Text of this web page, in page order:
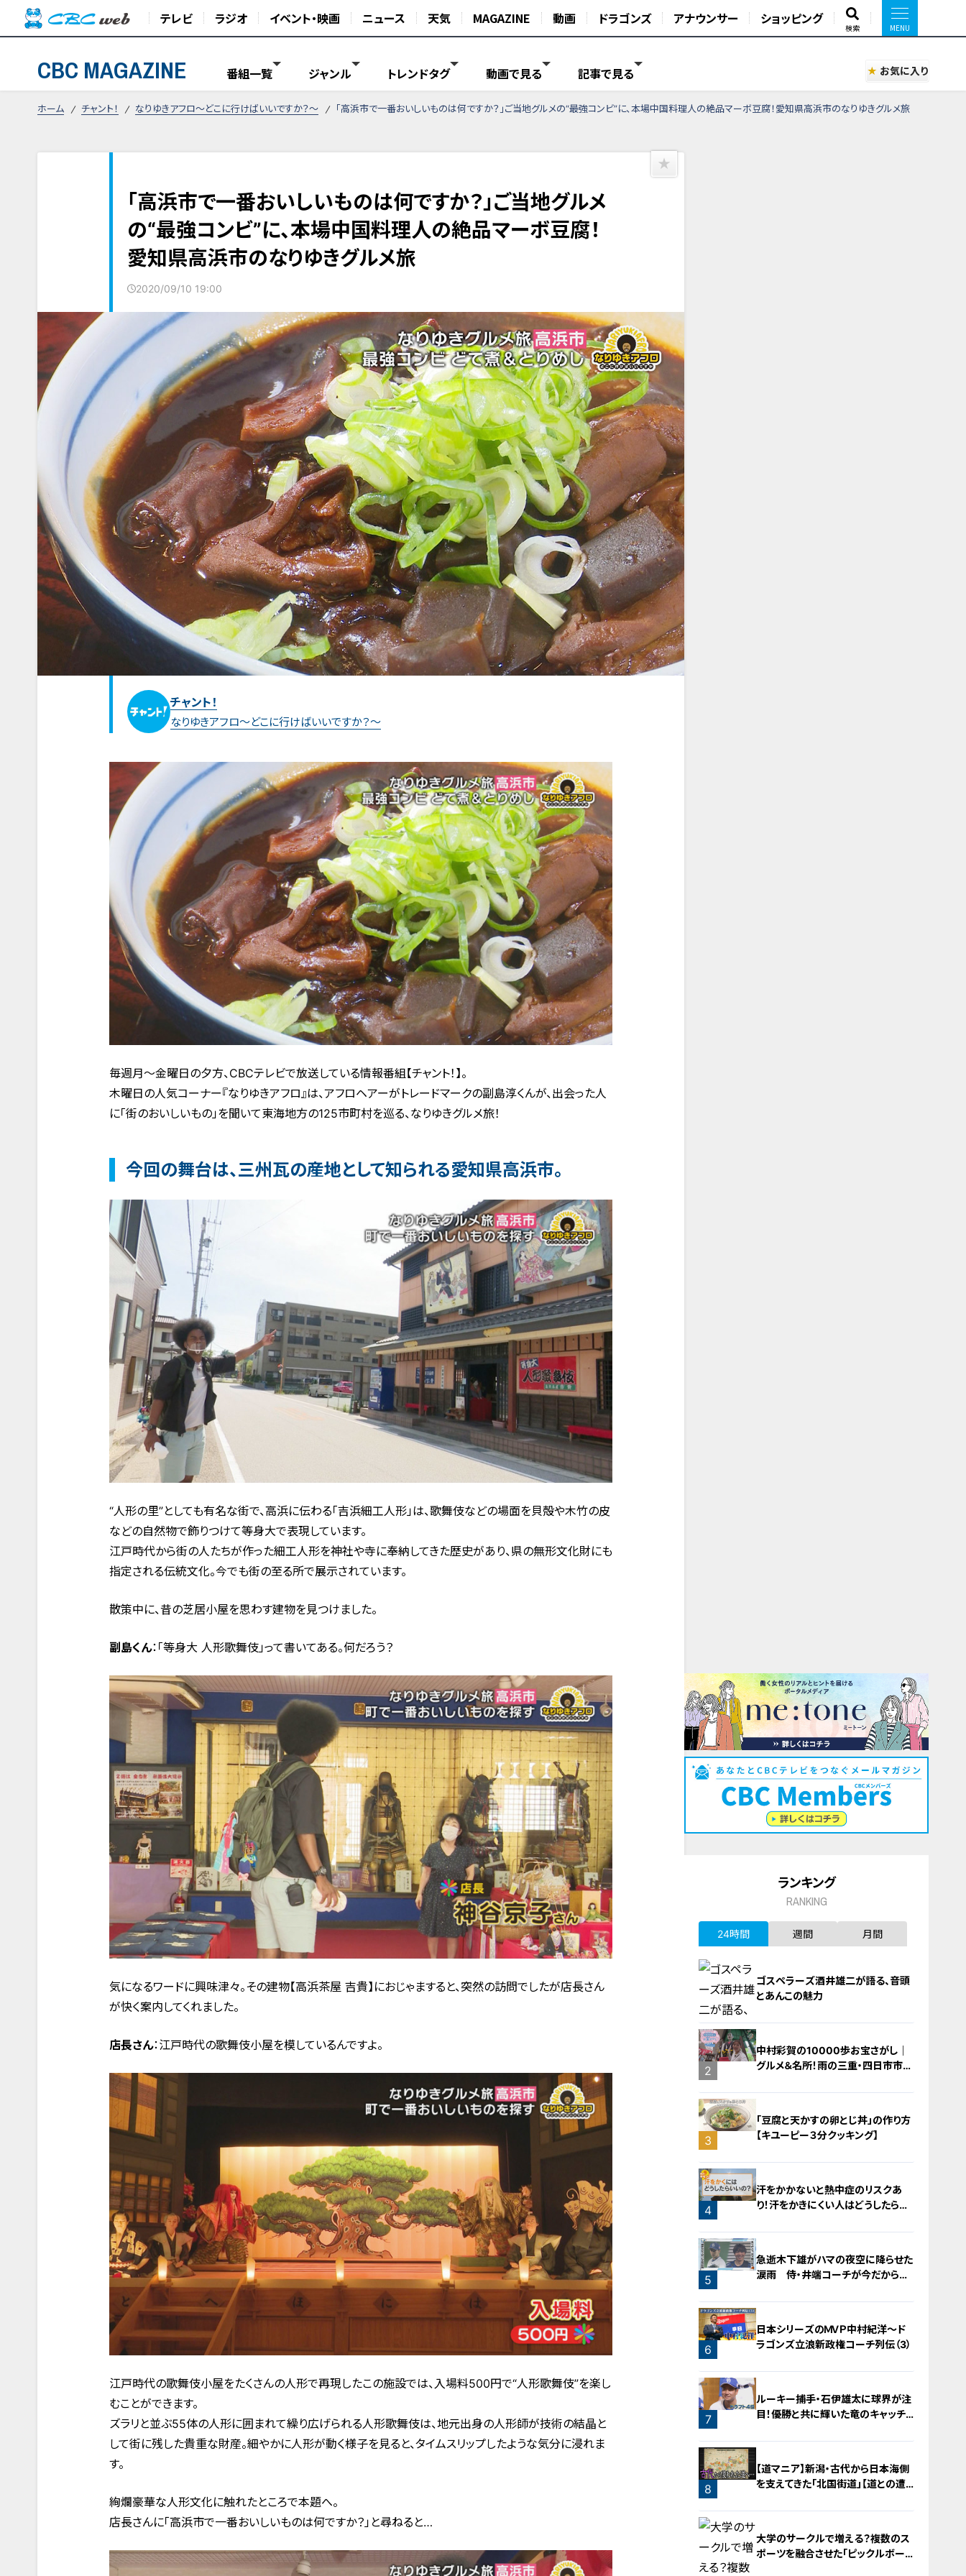
テレビ ラジオ イベント・映画 ニュース 天気 MAGAZINE 動画 ドラゴンズ アナウンサー ショッピング
検索
CBC MAGAZINE 番組一覧 ジャンル トレンドタグ 動画で見る 記事で見る お気に入り
ホーム チャント！ なりゆきアフロ～どこに行けばいいですか？～ 「高浜市で一番おいしいものは何ですか？」ご当地グルメの“最強コンビ”に、本場中国料理人の絶品マーボ豆腐！愛知県高浜市のなりゆきグルメ旅
「高浜市で一番おいしいものは何ですか？」ご当地グルメ
の“最強コンビ”に、本場中国料理人の絶品マーボ豆腐！
愛知県高浜市のなりゆきグルメ旅
2020/09/10 19:00
チャント！
なりゆきアフロ～どこに行けばいいですか？～
毎週月～金曜日の夕方、CBCテレビで放送している情報番組【チャント！】。
木曜日の人気コーナー『なりゆきアフロ』は、アフロヘアーがトレードマークの副島淳くんが、出会った人
に「街のおいしいもの」を聞いて東海地方の125市町村を巡る、なりゆきグルメ旅！
今回の舞台は、三州瓦の産地として知られる愛知県高浜市。
“人形の里”としても有名な街で、高浜に伝わる「吉浜細工人形」は、歌舞伎などの場面を貝殻や木竹の皮
などの自然物で飾りつけて等身大で表現しています。
江戸時代から街の人たちが作った細工人形を神社や寺に奉納してきた歴史があり、県の無形文化財にも
指定される伝統文化。今でも街の至る所で展示されています。
散策中に、昔の芝居小屋を思わす建物を見つけました。
副島くん：「等身大 人形歌舞伎」って書いてある。何だろう？
気になるワードに興味津々。その建物【高浜茶屋 吉貴】におじゃますると、突然の訪問でしたが店長さん
が快く案内してくれました。
店長さん：江戸時代の歌舞伎小屋を模しているんですよ。
江戸時代の歌舞伎小屋をたくさんの人形で再現したこの施設では、入場料500円で“人形歌舞伎”を楽し
むことができます。
ズラリと並ぶ55体の人形に囲まれて繰り広げられる人形歌舞伎は、地元出身の人形師が技術の結晶と
して街に残した貴重な財産。細やかに人形が動く様子を見ると、タイムスリップしたような気分に浸れま
す。
絢爛豪華な人形文化に触れたところで本題へ。
店長さんに「高浜市で一番おいしいものは何ですか？」と尋ねると…
ランキング
RANKING
24時間 週間 月間
1
ゴスペラーズ酒井雄二が語る、音頭
とあんこの魅力
2
中村彩賀の10000歩お宝さがし｜
グルメ＆名所！雨の三重・四日市市で
3
「豆腐と天かすの卵とじ丼」の作り方
【キユーピー３分クッキング】
4
汗をかかないと熱中症のリスクあ
り！汗をかきにくい人はどうしたらい
5
急逝木下雄がハマの夜空に降らせた
涙雨 侍・井端コーチが今だから明
6
日本シリーズのＭＶＰ中村紀洋～ド
ラゴンズ立浪新政権コーチ列伝（3）
7
ルーキー捕手・石伊雄太に球界が注
目！優勝と共に輝いた竜のキャッチャ
8
【道マニア】新潟・古代から日本海側
を支えてきた「北国街道」【道との遭
大学のサークルで増える？複数のス
ポーツを融合させた「ピックルボー